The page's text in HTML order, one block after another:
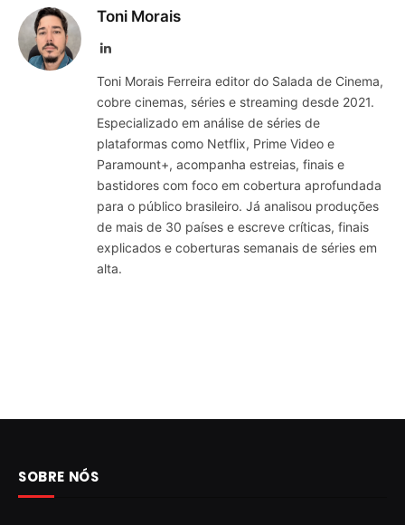
Toni Morais
LinkedIn
Toni Morais Ferreira editor do Salada de Cinema,
cobre cinemas, séries e streaming desde 2021.
Especializado em análise de séries de
plataformas como Netflix, Prime Video e
Paramount+, acompanha estreias, finais e
bastidores com foco em cobertura aprofundada
para o público brasileiro. Já analisou produções
de mais de 30 países e escreve críticas, finais
explicados e coberturas semanais de séries em
alta.
SOBRE NÓS